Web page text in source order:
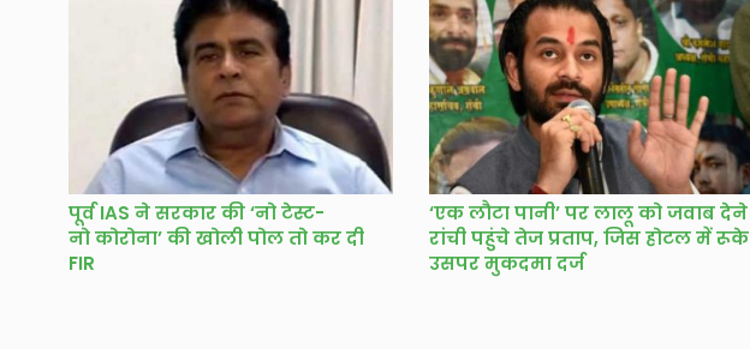
पूर्व IAS ने सरकार की ‘नो टेस्ट-
नो कोरोना’ की खोली पोल तो कर दी
FIR
‘एक लौटा पानी’ पर लालू को जवाब देने
रांची पहुंचे तेज प्रताप, जिस होटल में रूके
उसपर मुकदमा दर्ज